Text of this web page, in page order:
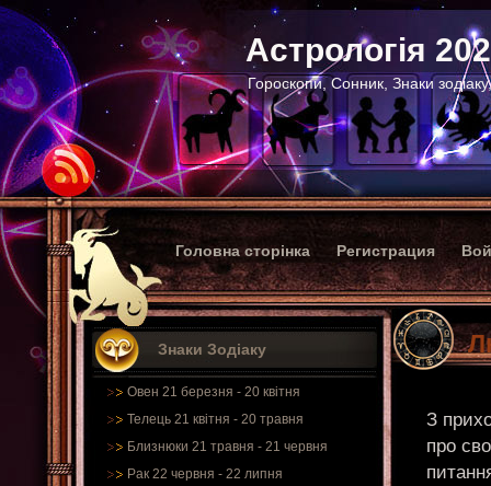
Астрологія
Гороскопи, Сонник, Знаки
Головна сторінка Регистрация
Знаки Зодіаку
Овен 21 березня - 20 квітня
Телець 21 квітня - 20 травня
Близнюки 21 травня - 21 червня
Рак 22 червня - 22 липня
З
про